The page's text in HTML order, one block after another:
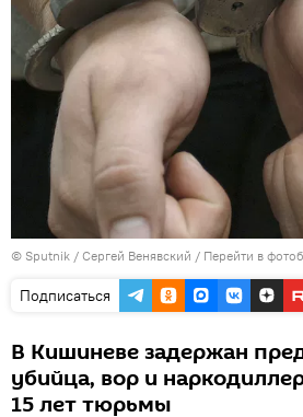
© Sputnik / Сергей Венявский / Перейти в
Подписаться
В Кишиневе задержан
убийца, вор и
15 лет тюрьмы